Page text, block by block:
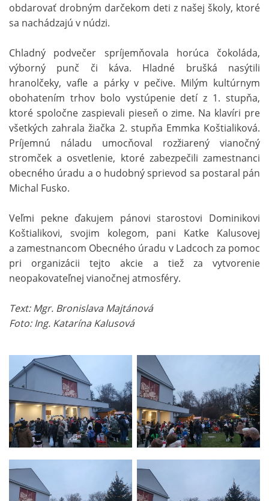
obdarovať drobným darčekom deti z našej školy, ktoré
sa nachádzajú v núdzi.
Chladný podvečer spríjemňovala horúca čokoláda,
výborný punč či káva. Hladné brušká nasýtili
hranolčeky, vafle a párky v pečive. Milým kultúrnym
obohatením trhov bolo vystúpenie detí z 1. stupňa,
ktoré spoločne zaspievali pieseň o zime. Na klavíri pre
všetkých zahrala žiačka 2. stupňa Emmka Koštialiková.
Príjemnú náladu umocňoval rozžiarený vianočný
stromček a osvetlenie, ktoré zabezpečili zamestnanci
obecného úradu a o hudobný sprievod sa postaral pán
Michal Fusko.
Veľmi pekne ďakujem pánovi starostovi Dominikovi
Koštialikovi, svojim kolegom, pani Katke Kalusovej
a zamestnancom Obecného úradu v Ladcoch za pomoc
pri organizácii tejto akcie a tiež za vytvorenie
neopakovateľnej vianočnej atmosféry.
Text: Mgr. Bronislava Majtánová
Foto: Ing. Katarína Kalusová